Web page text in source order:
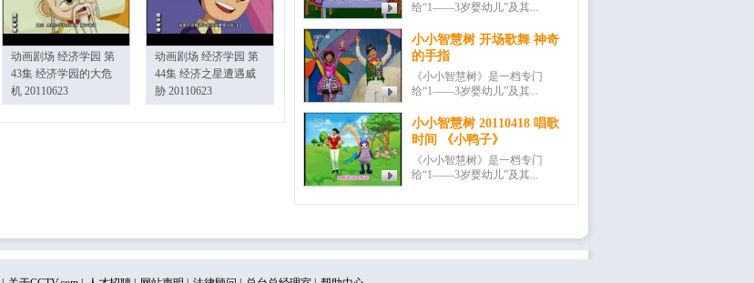
给“1——3岁婴幼儿”及其...
小小智慧树 开场歌舞 神奇
的手指
《小小智慧树》是一档专门
给“1——3岁婴幼儿”及其...
小小智慧树 20110418 唱歌
时间 《小鸭子》
《小小智慧树》是一档专门
给“1——3岁婴幼儿”及其...
动画剧场 经济学园 第
43集 经济学园的大危
机 20110623
动画剧场 经济学园 第
44集 经济之星遭遇威
胁 20110623